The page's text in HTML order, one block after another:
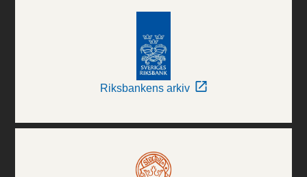
Riksbankens arkiv